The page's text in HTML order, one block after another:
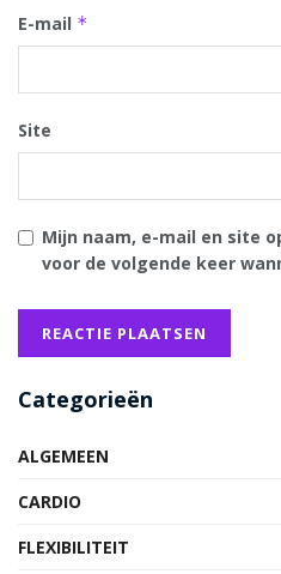
E-mail *
Site
Mijn naam, e-mail en site
voor de volgende keer
Categorieën
ALGEMEEN
CARDIO
FLEXIBILITEIT